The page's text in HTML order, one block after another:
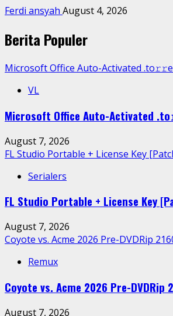
Ferdi ansyah August 4, 2026
Berita Populer
Microsoft Office Auto-Activated
VL
Microsoft Office Auto-Activated
August 7, 2026
FL Studio Portable + License Key
Serialers
FL Studio Portable + License Key
August 7, 2026
Coyote vs. Acme 2026 Pre-DVDRip
Remux
Coyote vs. Acme 2026 Pre-DVDRip
August 7, 2026